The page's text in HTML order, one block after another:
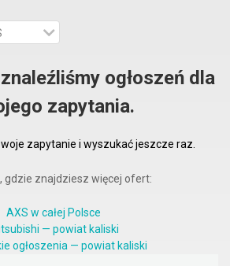
ogłoszeń dla
zapytania.
zapytanie i wyszukać jeszcze raz.
gdzie znajdziesz więcej ofert:
AXS w całej Polsce
— powiat kaliski
ogłoszenia — powiat kaliski